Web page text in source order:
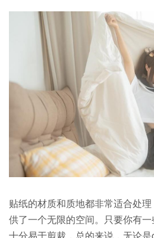
贴纸的材质和质地都非常适合处
供了一个无限的空间。只要你有